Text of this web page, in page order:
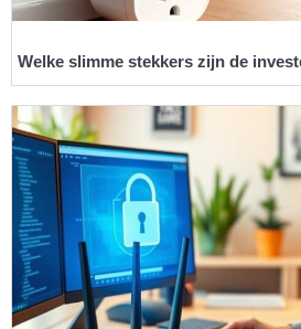
Welke slimme stekkers zijn de